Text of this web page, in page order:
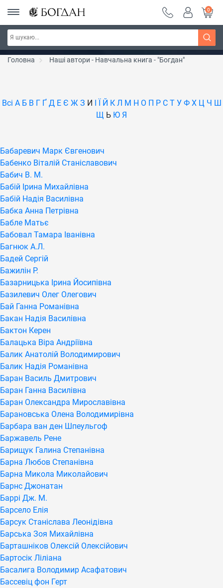
РОЗПРОДАЖ ~ 150 грн ~ 200 грн ~ 250 грн ~
300 грн ~ РОЗПРОДАЖ
Дізнатись більше
0
Головна Наші автори - Навчальна книга - "Богдан"
Всі А Б В Г Ґ Д Е Є Ж З И І Ї Й К Л М Н О П Р С Т У Ф Х Ц Ч Ш
Щ Ь Ю Я
Бабаревич Марк Євгенович
Бабенко Віталій Станіславович
Бабич В. М.
Бабій Ірина Михайлівна
Бабій Надія Василівна
Бабка Анна Петрівна
Бабле Матьє
Бабовал Тамара Іванівна
Багнюк А.Л.
Бадей Сергій
Бажилін Р.
Базарницька Ірина Йосипівна
Базилевич Олег Олегович
Бай Ганна Романівна
Бакан Надія Василівна
Бактон Керен
Балацька Віра Андріївна
Балик Анатолій Володимирович
Балик Надія Романівна
Баран Василь Дмитрович
Баран Ганна Василівна
Баран Олександра Мирославівна
Барановська Олена Володимирівна
Барбара ван ден Шпеульгоф
Баржавель Рене
Барищук Галина Степанівна
Барна Любов Степанівна
Барна Микола Миколайович
Барнс Джонатан
Баррі Дж. М.
Барсело Елія
Барсук Станіслава Леонідівна
Барська Зоя Михайлівна
Барташніков Олексій Олексійович
Бартосік Ліліана
Басалига Володимир Асафатович
Бассевіц фон Герт